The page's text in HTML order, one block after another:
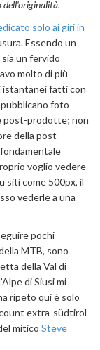
dell'originalità.
solo ai giri in
Essendo un
un fervido
molto di più
istantanei fatti con
foto
post-prodotte; non
della post-
voglio vedere
siti come 500px, il
vederle a una
pochi
MTB, sono
della Val di
di Siusi mi
ripeto qui è solo
extra-südtirol
mitico Steve